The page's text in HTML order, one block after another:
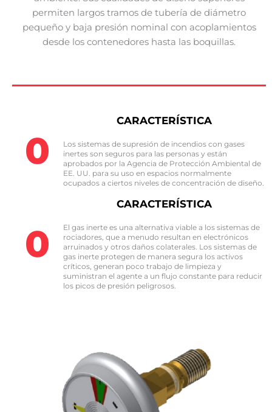
permiten largos tramos de tubería de diámetro
pequeño y baja presión nominal con acoplamientos
desde los contenedores hasta las boquillas.
CARACTERÍSTICA
Los sistemas de supresión de incendios con gases
inertes son seguros para las personas y están
aprobados por la Agencia de Protección Ambiental de
EE. UU. para su uso en espacios normalmente
ocupados a ciertos niveles de concentración de diseño.
0
CARACTERÍSTICA
El gas inerte es una alternativa viable a los sistemas de
rociadores, que a menudo resultan en electrónicos
arruinados y otros daños colaterales. Los sistemas de
gas inerte protegen de manera segura los activos
críticos, generan poco trabajo de limpieza y
suministran el agente a un flujo constante para reducir
los picos de presión peligrosos.
0